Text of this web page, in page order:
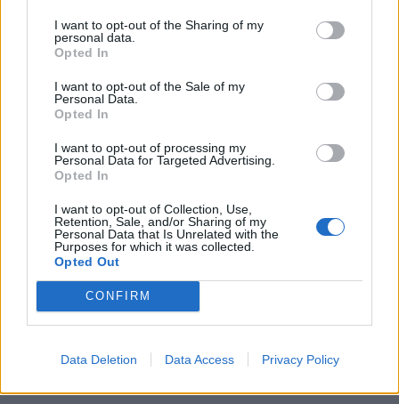
I want to opt-out of the Sharing of my
personal data.
Opted In
I want to opt-out of the Sale of my
Personal Data.
Opted In
I want to opt-out of processing my
Personal Data for Targeted Advertising.
Opted In
I want to opt-out of Collection, Use,
Retention, Sale, and/or Sharing of my
Personal Data that Is Unrelated with the
Purposes for which it was collected.
Opted Out
CONFIRM
Data Deletion Data Access Privacy Policy